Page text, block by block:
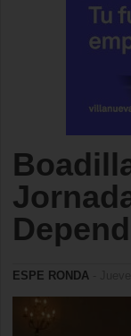
ESPE RONDA